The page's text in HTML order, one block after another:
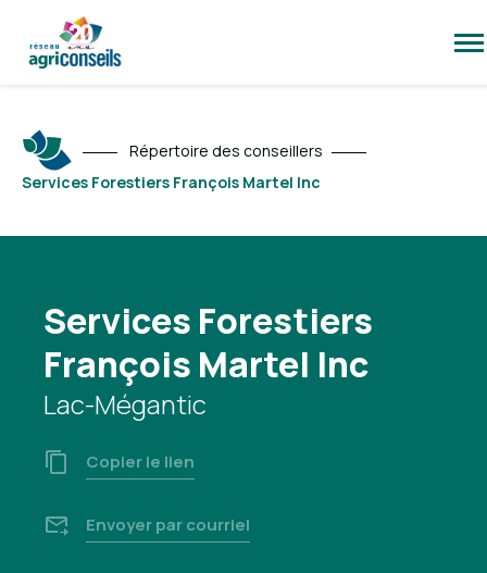
la
Répertoire des conseillers
Services Forestiers François Martel Inc
Services Forestiers
François Martel Inc
Lac-Mégantic
Copier le lien
Envoyer par courriel